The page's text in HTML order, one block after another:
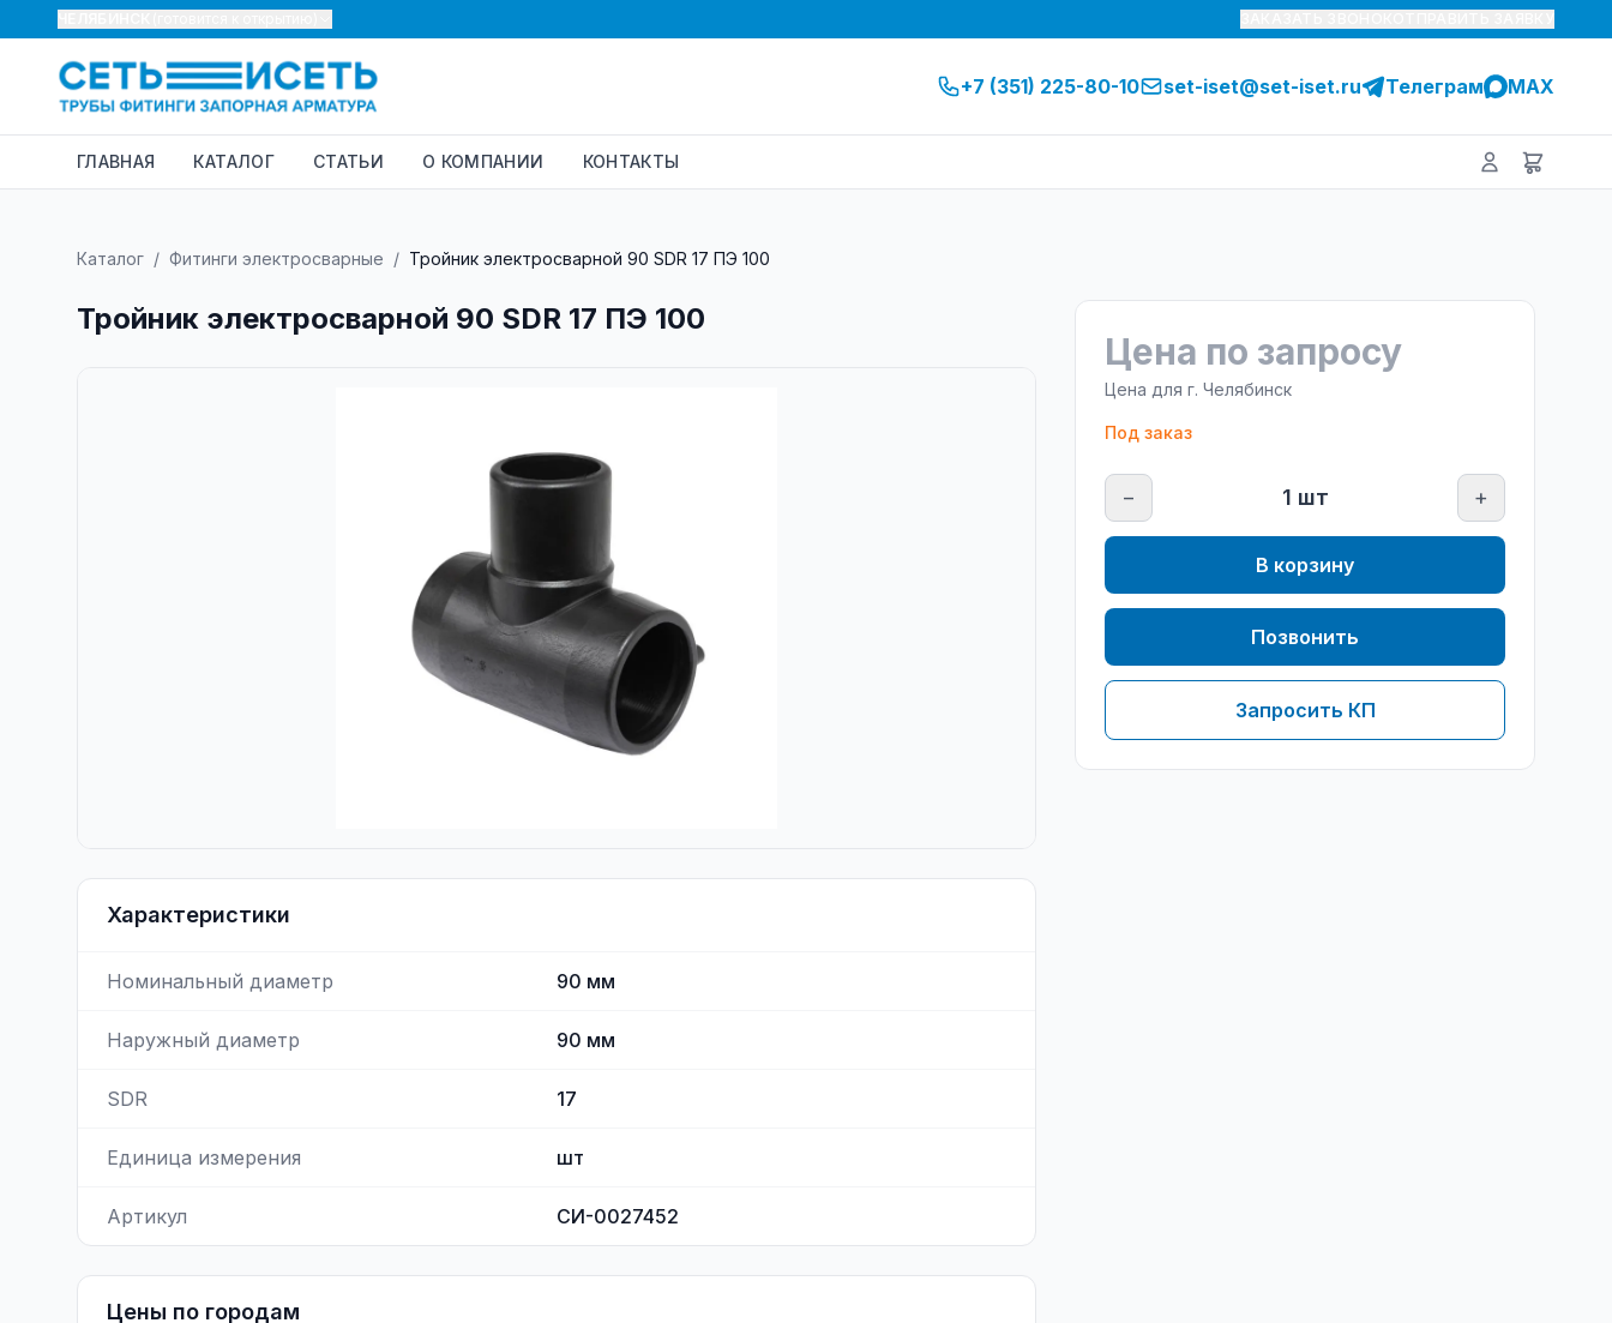
+7 (351) 225-80-10 set-iset@set-iset.ru Телеграм MAX
ГЛАВНАЯ КАТАЛОГ СТАТЬИ О КОМПАНИИ КОНТАКТЫ
Каталог / Фитинги электросварные / Тройник электросварной 90 SDR 17 ПЭ 100
Тройник электросварной 90 SDR 17 ПЭ 100
Характеристики
Номинальный диаметр 90 мм
Наружный диаметр 90 мм
SDR 17
Единица измерения шт
Артикул СИ-0027452
Цены по городам
Цена по запросу
Цена для г. Челябинск
Под заказ
− 1 шт +
В корзину
Позвонить
Запросить КП